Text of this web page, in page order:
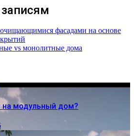
фасадами на основе
vs монолитные дома
на модульный дом?